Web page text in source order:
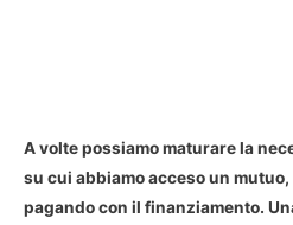
A volte possiamo maturare la
su cui abbiamo acceso un mutuo,
pagando con il finanziamento.